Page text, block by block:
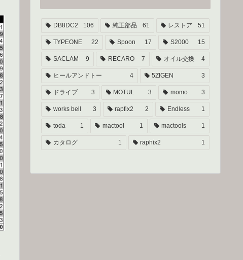
DB8DC2 106 純正部品 61 レストア 51
TYPEONE 22 Spoon 17 S2000 15
SACLAM 9 RECARO 7 オイル交換 4
ヒールアンドトー 4 5ZIGEN 3
ドライブ 3 MOTUL 3 momo 3
works bell 3 rapfix2 2 Endless 1
toda 1 mactool 1 mactools 1
カタログ 1 raphix2 1